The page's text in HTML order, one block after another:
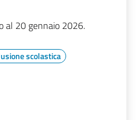
al 20 gennaio 2026.
scolastica